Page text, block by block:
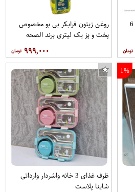
نوشابه مشکی بزرگ خانواده شل 6
روغن زیتون فرابکر بی بو مخصوص
پخت و پز یک لیتری برند الصحه
۹۹۹,۰۰۰
1%
ظرف غذای 3 خانه واشردار وارداتی
شاینا پلاست